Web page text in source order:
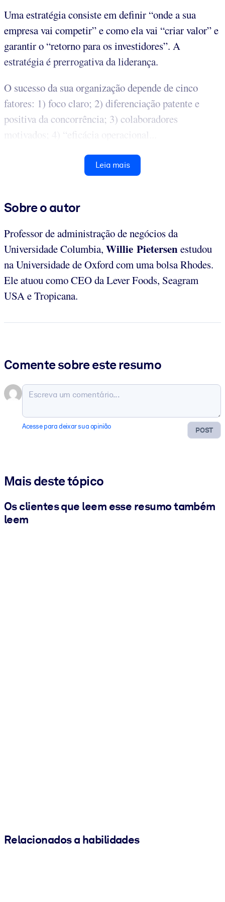
Uma estratégia consiste em definir “onde a sua
empresa vai competir” e como ela vai “criar valor” e
garantir o “retorno para os investidores”. A
estratégia é prerrogativa da liderança.
O sucesso da sua organização depende de cinco
fatores: 1) foco claro; 2) diferenciação patente e
positiva da concorrência; 3) colaboradores
motivados; 4) “eficácia operacional...
Leia mais
Sobre o autor
Professor de administração de negócios da
Universidade Columbia, Willie Pietersenestudou
na Universidade de Oxford com uma bolsa Rhodes.
Ele atuou como CEO da Lever Foods, Seagram
USA e Tropicana.
Comente sobre este resumo
POST
Acesse para deixar sua opinião
Mais deste tópico
Os clientes que leem esse resumo também
leem
Relacionados a habilidades